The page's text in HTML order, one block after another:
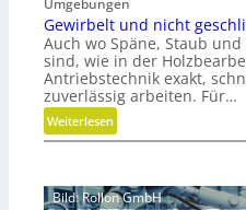
e
n
k
n
a
u
f
t
M
V
O
-
C
e
s
t
s
t
o
f
f
b
Umgebungen
Gewirbelt und nicht
Auch wo Späne, Staub
sind, wie in der
Antriebstechnik exakt,
zuverlässig arbeiten. Für…
Weiterlesen:
G
i
Bild: Rollon GmbH